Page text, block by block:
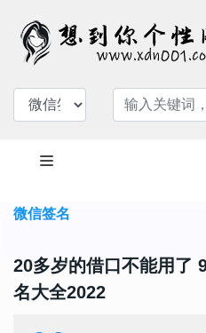
微信签名
20多岁的借口不能用了
名大全2022